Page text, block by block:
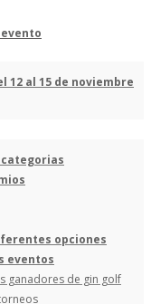
12 al 15 de noviembre
opciones
eventos
ganadores de gin golf